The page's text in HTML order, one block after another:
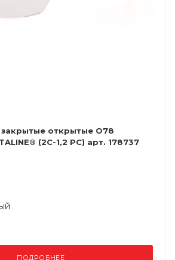
открытые О78
(2C-1,2 РС) арт. 178737
ПОДРОБНЕЕ